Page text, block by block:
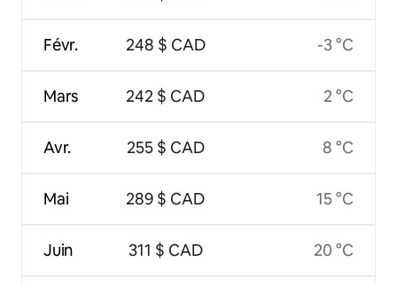
Févr.
Mars
Avr.
Mai
Juin
248 $ CAD
242 $ CAD
255 $ CAD
289 $ CAD
311 $ CAD
-3 °C
2 °C
8 °C
15 °C
20 °C